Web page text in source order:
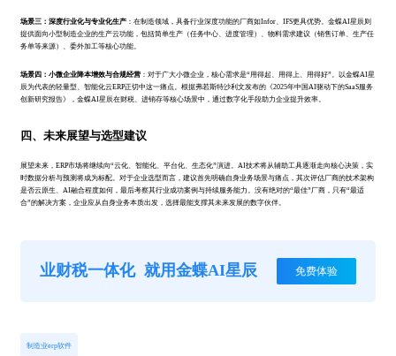
场景三：深度行业化与专业化生产 ：在制造领域，具备行业深度功能的厂商如Infor、IFS更具优势。金蝶AI星辰则
提供面向小型制造企业的生产云功能，包括简单生产（任务中心、进度管理）、物料需求建议（销售订单、生产任
务单等来源）、委外加工等核心功能。
场景四：小微企业降本增效与合规经营 ：对于广大小微企业，核心需求是“用得起、用得上、用得好”。以金蝶AI星
辰为代表的轻量型、智能化云ERP正切中这一痛点。根据弗若斯特沙利文发布的《2025年中国AI驱动下的SaaS服务
创新研究报告》，金蝶AI星辰在财税、进销存等核心场景中，通过数字化手段助力企业提升效率。
四、未来展望与选型建议
展望未来，ERP市场将继续向“云化、智能化、平台化、生态化”演进。AI技术将从辅助工具逐渐走向核心决策，实
时数据分析与预测将成为标配。对于企业选型而言，建议首先明确自身业务场景与痛点，其次评估厂商的技术架构
是否云原生、AI融合程度如何，最后考察其行业成功案例与持续服务能力。没有绝对的“最佳”厂商，只有“最适
合”的解决方案，企业应从自身业务本质出发，选择最能支撑其未来发展的数字伙伴。
业财税一体化 就用金蝶AI星辰 免费体验
制造业erp软件